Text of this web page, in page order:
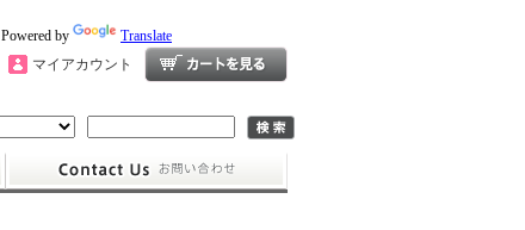
Powered by
Translate
マイアカウント